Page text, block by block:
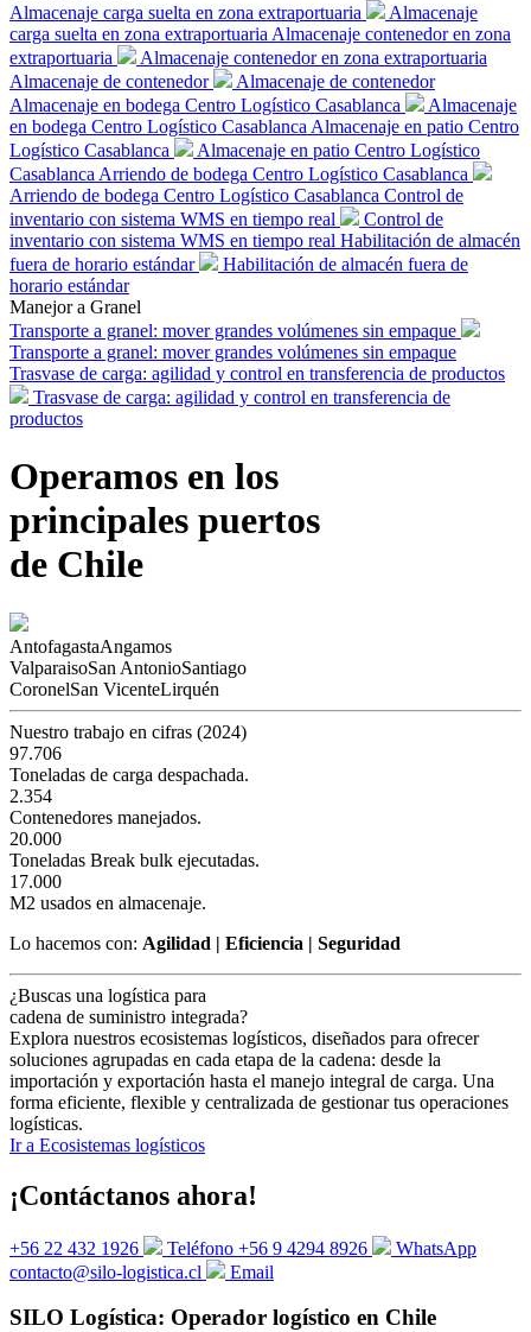
Almacenaje carga suelta en zona extraportuaria
Almacenaje
carga suelta en zona extraportuaria Almacenaje contenedor en zona
extraportuaria
Almacenaje contenedor en zona extraportuaria
Almacenaje de contenedor
Almacenaje de contenedor
Almacenaje en bodega Centro Logístico Casablanca
Almacenaje
en bodega Centro Logístico Casablanca Almacenaje en patio Centro
Logístico Casablanca
Almacenaje en patio Centro Logístico
Casablanca Arriendo de bodega Centro Logístico Casablanca
Arriendo de bodega Centro Logístico Casablanca Control de
inventario con sistema WMS en tiempo real
Control de
inventario con sistema WMS en tiempo real Habilitación de almacén
fuera de horario estándar
Habilitación de almacén fuera de
horario estándar
Manejor a Granel
Transporte a granel: mover grandes volúmenes sin empaque
Transporte a granel: mover grandes volúmenes sin empaque
Trasvase de carga: agilidad y control en transferencia de productos
Trasvase de carga: agilidad y control en transferencia de
productos
Operamos en los
principales puertos
de Chile
AntofagastaAngamos
ValparaisoSan AntonioSantiago
CoronelSan VicenteLirquén
Nuestro trabajo en cifras (2024)
97.706
Toneladas de carga despachada.
2.354
Contenedores manejados.
20.000
Toneladas Break bulk ejecutadas.
17.000
M2 usados en almacenaje.
Lo hacemos con: Agilidad | Eficiencia | Seguridad
¿Buscas una logística para
cadena de suministro integrada?
Explora nuestros ecosistemas logísticos, diseñados para ofrecer
soluciones agrupadas en cada etapa de la cadena: desde la
importación y exportación hasta el manejo integral de carga. Una
forma eficiente, flexible y centralizada de gestionar tus operaciones
logísticas.
Ir a Ecosistemas logísticos
¡Contáctanos ahora!
+56 22 432 1926 Teléfono +56 9 4294 8926
WhatsApp
contacto@silo-logistica.cl
Email
SILO Logística: Operador logístico en Chile